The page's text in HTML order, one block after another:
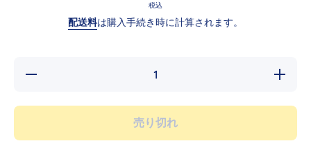
税込
配送料は購入手続き時に計算されます。
の数
の数
売り切れ